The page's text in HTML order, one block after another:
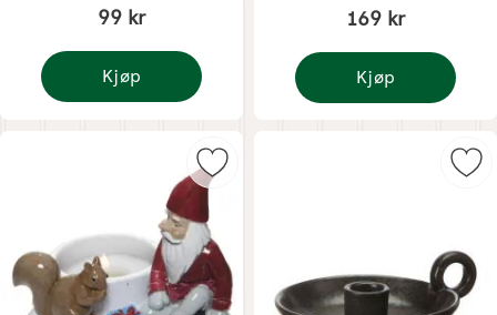
99 kr
Kjøp
ljusstake julegeit hvit
169 kr
Kjøp
Tomtepar for te-ljus,
Merk tomte med ekorn for telys